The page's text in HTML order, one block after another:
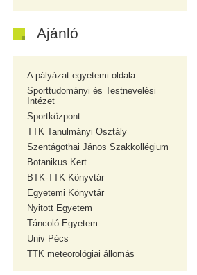
Ajánló
A pályázat egyetemi oldala
Sporttudományi és Testnevelési
Intézet
Sportközpont
TTK Tanulmányi Osztály
Szentágothai János Szakkollégium
Botanikus Kert
BTK-TTK Könyvtár
Egyetemi Könyvtár
Nyitott Egyetem
Táncoló Egyetem
Univ Pécs
TTK meteorológiai állomás